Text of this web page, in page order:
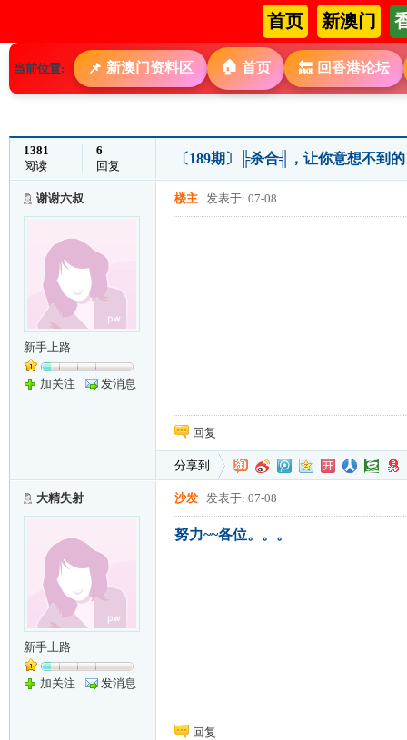
首页 新澳门
当前位置: 📌 新澳门资料区 🏠 首页 🔙 回香港论坛
1381
阅读
6
回复
〔189期〕╠杀合╣，让你意想不到
谢谢六叔
新手上路
加关注 发消息
楼主 发表于: 07-08
回复
分享到
大精失射
新手上路
加关注 发消息
沙发 发表于: 07-08
努力~~各位。。。
回复